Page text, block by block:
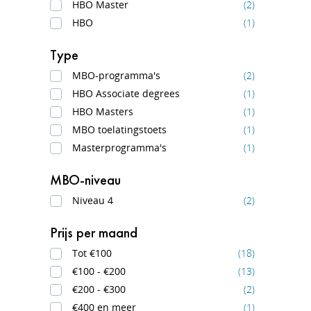
HBO Master
(2)
HBO
(1)
Type
MBO-programma's
(2)
HBO Associate degrees
(1)
HBO Masters
(1)
MBO toelatingstoets
(1)
Masterprogramma's
(1)
MBO-niveau
Niveau 4 (2)
Prijs per maand
Tot €100
(18)
€100 - €200
(13)
€200 - €300
(2)
€400 en meer
(1)